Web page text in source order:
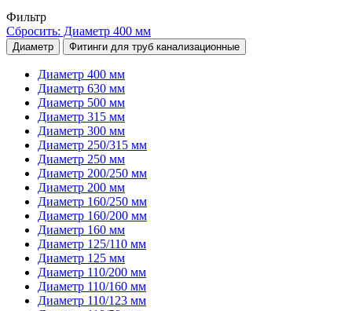
Фильтр
Сбросить: Диаметр 400 мм
Диаметр Фитинги для труб канализационные
Диаметр 400 мм
Диаметр 630 мм
Диаметр 500 мм
Диаметр 315 мм
Диаметр 300 мм
Диаметр 250/315 мм
Диаметр 250 мм
Диаметр 200/250 мм
Диаметр 200 мм
Диаметр 160/250 мм
Диаметр 160/200 мм
Диаметр 160 мм
Диаметр 125/110 мм
Диаметр 125 мм
Диаметр 110/200 мм
Диаметр 110/160 мм
Диаметр 110/123 мм